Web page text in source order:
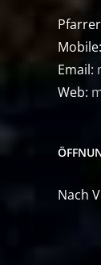
Mobile:
Email:
Web:
Nach